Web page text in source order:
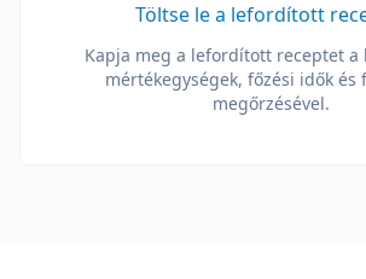
Töltse le a lefordított
Kapja meg a lefordított receptet a
mértékegységek, főzési idők és
megőrzésével.